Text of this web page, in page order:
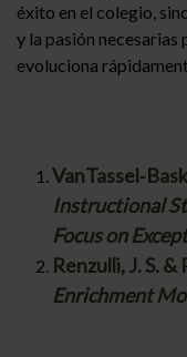
éxito en el colegio,
y la pasión necesarias
evoluciona
Instructional
Focus on
Renzulli, J. S. &
Enrichment